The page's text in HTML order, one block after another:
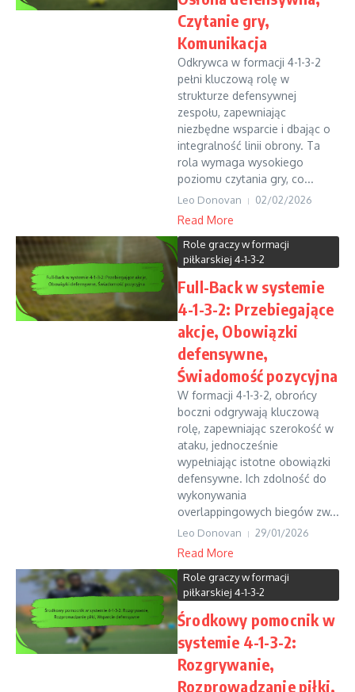
Czytanie gry,
Komunikacja
Odkrywca w formacji 4-1-3-2
pełni kluczową rolę w
strukturze defensywnej
zespołu, zapewniając
niezbędne wsparcie i dbając o
integralność linii obrony. Ta
rola wymaga wysokiego
poziomu czytania gry, co...
Leo Donovan 02/02/2026
Read More
Role graczy w formacji
piłkarskiej 4-1-3-2
Full-Back w systemie
4-1-3-2: Przebiegające
akcje, Obowiązki
defensywne,
Świadomość pozycyjna
W formacji 4-1-3-2, obrońcy
boczni odgrywają kluczową
rolę, zapewniając szerokość w
ataku, jednocześnie
wypełniając istotne obowiązki
defensywne. Ich zdolność do
wykonywania
overlappingowych biegów zw...
Leo Donovan 29/01/2026
Read More
Role graczy w formacji
piłkarskiej 4-1-3-2
Środkowy pomocnik w
systemie 4-1-3-2:
Rozgrywanie,
Rozprowadzanie piłki,